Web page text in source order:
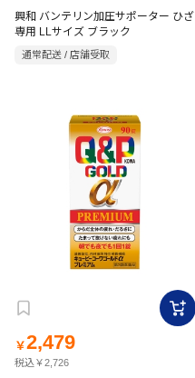
興和 バンテリン加圧サポーター ひざ
専用 LLサイズ ブラック
通常配送 / 店舗受取
￥2,479
税込￥2,726